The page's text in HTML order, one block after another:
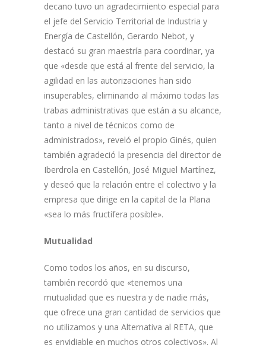
decano tuvo un agradecimiento especial para
el jefe del Servicio Territorial de Industria y
Energía de Castellón, Gerardo Nebot, y
destacó su gran maestría para coordinar, ya
que «desde que está al frente del servicio, la
agilidad en las autorizaciones han sido
insuperables, eliminando al máximo todas las
trabas administrativas que están a su alcance,
tanto a nivel de técnicos como de
administrados», reveló el propio Ginés, quien
también agradeció la presencia del director de
Iberdrola en Castellón, José Miguel Martínez,
y deseó que la relación entre el colectivo y la
empresa que dirige en la capital de la Plana
«sea lo más fructífera posible».
Mutualidad
Como todos los años, en su discurso,
también recordó que «tenemos una
mutualidad que es nuestra y de nadie más,
que ofrece una gran cantidad de servicios que
no utilizamos y una Alternativa al RETA, que
es envidiable en muchos otros colectivos». Al